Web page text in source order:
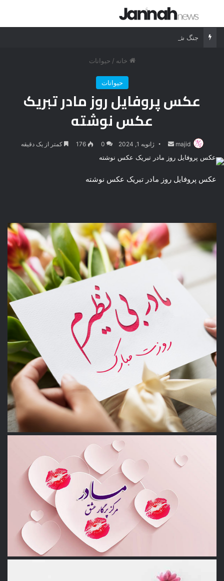
جستجو برای
جنگ شیر درنده مقابل ببر خشمگین
خانه / حیوانات
حیوانات
عکس پروفایل روز مادر تبریک
عکس نوشته
majid
ارسال
ایمیل
ژانویه 1, 2024 0
176 کمتر از یک دقیقه
عکس پروفایل روز مادر تبریک عکس نوشته